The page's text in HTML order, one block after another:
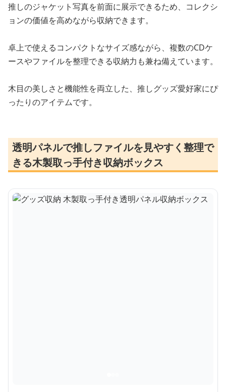
推しのジャケット写真を前面に展示できるため、コレクシ
ョンの価値を高めながら収納できます。
卓上で使えるコンパクトなサイズ感ながら、複数のCDケ
ースやファイルを整理できる収納力も兼ね備えています。
木目の美しさと機能性を両立した、推しグッズ愛好家にぴ
ったりのアイテムです。
透明パネルで推しファイルを見やすく整理で
きる木製取っ手付き収納ボックス